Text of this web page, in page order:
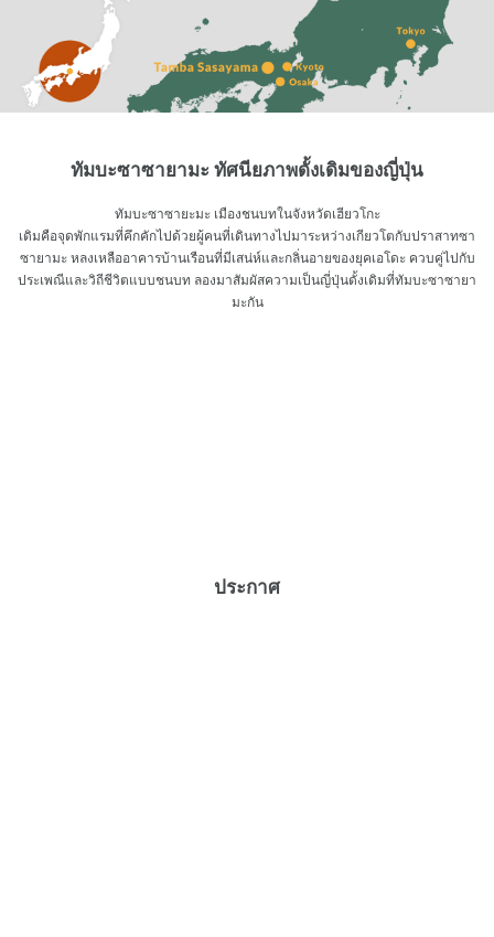
ทัมบะซาซายามะ ทัศนียภาพดั้งเดิมของญี่ปุ่น
ทัมบะซาซายะมะ เมืองชนบทในจังหวัดเฮียวโกะ
เดิมคือจุดพักแรมที่คึกคักไปด้วยผู้คนที่เดินทางไปมาระหว่างเกียวโตกับปราสาทซา
ซายามะ หลงเหลืออาคารบ้านเรือนที่มีเสน่ห์และกลิ่นอายของยุคเอโดะ ควบคู่ไปกับ
ประเพณีและวิถีชีวิตแบบชนบท ลองมาสัมผัสความเป็นญี่ปุ่นดั้งเดิมที่ทัมบะซาซายา
มะกัน
ประกาศ